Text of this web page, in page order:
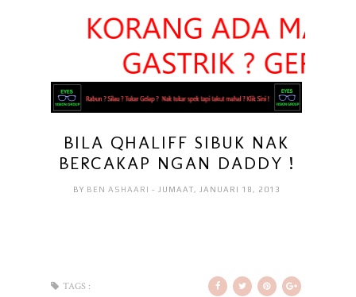
BILA QHALIFF SIBUK NAK
BERCAKAP NGAN DADDY !
BY BEN ASHAARI - JUMAAT, JANUARI 18, 2013
TAGS :